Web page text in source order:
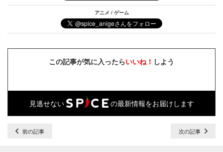
アニメ / ゲーム
この記事が気に入ったらいいね！ しよう
見逃せない の最新情報をお届けします
前の記事 次の記事